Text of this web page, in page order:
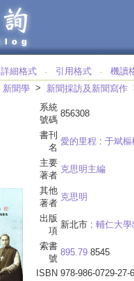
詳細格式 ‧ 引用格式 ‧
機讀
新聞學 > 新聞採訪及新聞寫作
系統
號碼
856308
書刊
名
愛的里程 : 于斌樞
主要
著者
克思明主編
其他
著者
克思明
出版
項
新北市 : 輔仁大學
索書
號
895.79 8545
ISBN 978-986-0729-27-6